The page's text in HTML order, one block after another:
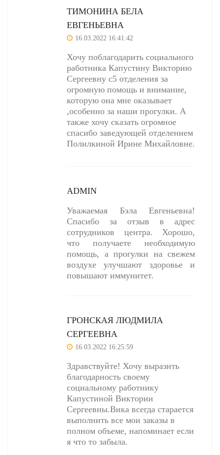
ТИМОНИНА БЕЛА
ЕВГЕНЬЕВНА
16.03.2022 16:41:42
Хочу поблагодарить социального
работника Капустину Викторию
Сергеевну с5 отделения за
огромную помощь и внимание,
которую она мне оказывает
,особенно за наши прогулки. А
также хочу сказать огромное
спасибо заведующей отделением
Полилкиной Ирине Михайловне.
ADMIN
Уважаемая Бэла Евгеньевна!
Спасибо за отзыв в адрес
сотрудников центра. Хорошо,
что получаете необходимую
помощь, а прогулки на свежем
воздухе улучшают здоровье и
повышают иммунитет.
ГРОНСКАЯ ЛЮДМИЛА
СЕРГЕЕВНА
16.03.2022 16:25:59
Здравствуйте! Хочу выразить
благодарность своему
социальному работнику
Капустиной Виктории
Сергеевны.Вика всегда старается
выполнить все мои заказы в
полном объеме, напоминает если
я что то забыла.